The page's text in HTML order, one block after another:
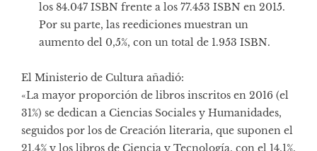
los 84.047 ISBN frente a los 77.453 ISBN en 2015.
Por su parte, las reediciones muestran un
aumento del 0,5%, con un total de 1.953 ISBN.
El Ministerio de Cultura añadió:
«La mayor proporción de libros inscritos en 2016 (el
31%) se dedican a Ciencias Sociales y Humanidades,
seguidos por los de Creación literaria, que suponen el